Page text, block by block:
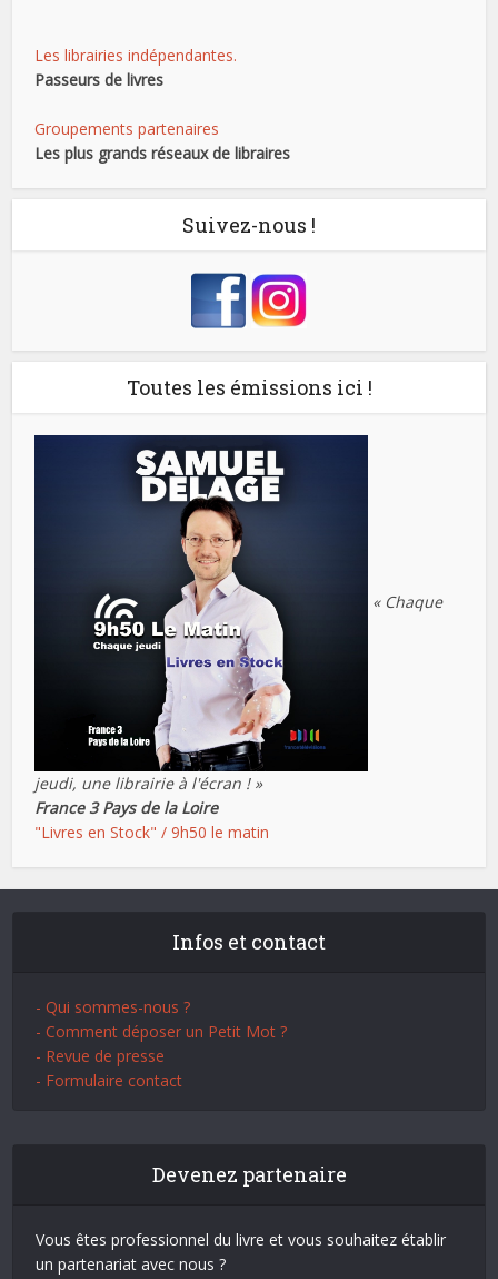
Les librairies indépendantes.
Passeurs de livres
Groupements partenaires
Les plus grands réseaux de libraires
Suivez-nous !
Toutes les émissions ici !
« Chaque
jeudi, une librairie à l'écran ! »
France 3 Pays de la Loire
"Livres en Stock" / 9h50 le matin
Infos et contact
- Qui sommes-nous ?
- Comment déposer un Petit Mot ?
- Revue de presse
- Formulaire contact
Devenez partenaire
Vous êtes professionnel du livre et vous souhaitez établir
un partenariat avec nous ?